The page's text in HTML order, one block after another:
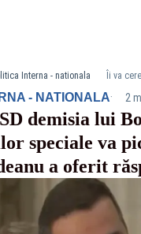
Interna - nationala
- NATIONALA· 2
demisia lui
speciale va
a oferit